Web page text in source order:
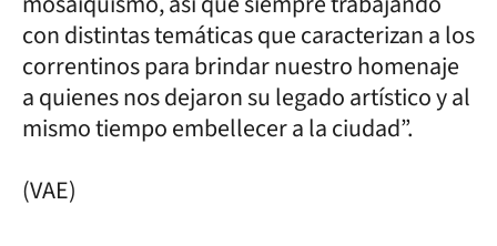
con distintas temáticas que caracterizan a los
correntinos para brindar nuestro homenaje
a quienes nos dejaron su legado artístico y al
mismo tiempo embellecer a la ciudad”.
(VAE)